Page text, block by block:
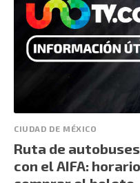
CIUDAD DE MÉXICO
Ruta de
con el AIFA: